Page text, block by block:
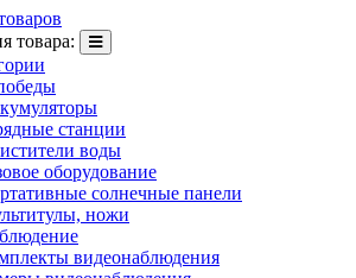
товара:
станции
воды
оборудование
солнечные панели
ножи
видеонаблюдения